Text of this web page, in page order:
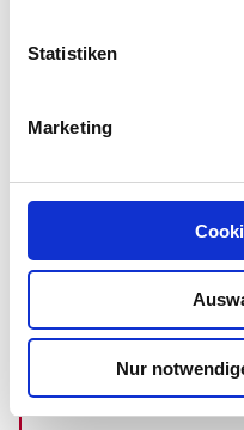
Statistiken
Marketing
Nur